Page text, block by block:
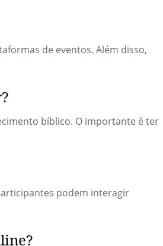
de eventos. Além disso,
bíblico. O importante é ter
podem interagir